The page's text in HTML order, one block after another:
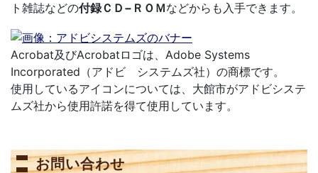
ト雑誌などの付録ＣＤ−ＲＯＭなどからも入手できます。
Acrobat及びAcrobatロゴは、Adobe Systems
Incorporated（アドビ システムズ社）の商標です。
使用しているアイコンについては、大館市がアドビシステ
ムズ社から使用許諾を得て使用しています。
お問い合わせ